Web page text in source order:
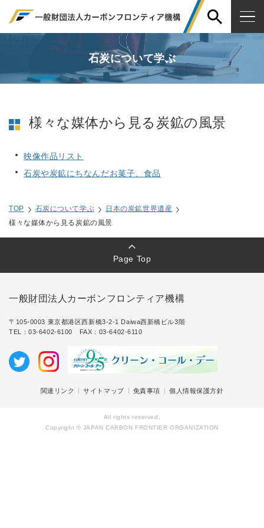
石炭について学ぶ
様々な媒体から見る炭鉱の風景
映像作品リスト
石炭や炭鉱にちなんだお菓子、食品
TOP 石炭について学ぶ
日本の炭鉱世界遺産
様々な媒体から見る炭鉱の風景
Page Top
一般財団法人カーボンフロンティア機構
〒105-0003 東京都港区西新橋3-2-1 Daiwa西新橋ビル3階
TEL：03-6402-6100 FAX：03-6402-6110
関連リンク サイトマップ 免責事項 個人情報保護方針
All rights reserved,
Copyright © JAPAN CARBON FRONTIER ORGANIZATION